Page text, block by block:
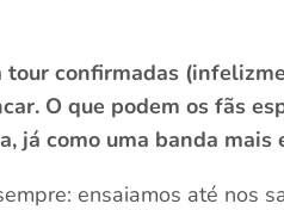
tour confirmadas
O que podem os fãs
já como uma banda mais
ensaiamos até nos